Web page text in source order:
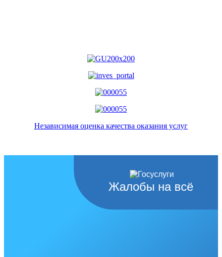
Независимая оценка качества оказания услуг
Жалобы на всё